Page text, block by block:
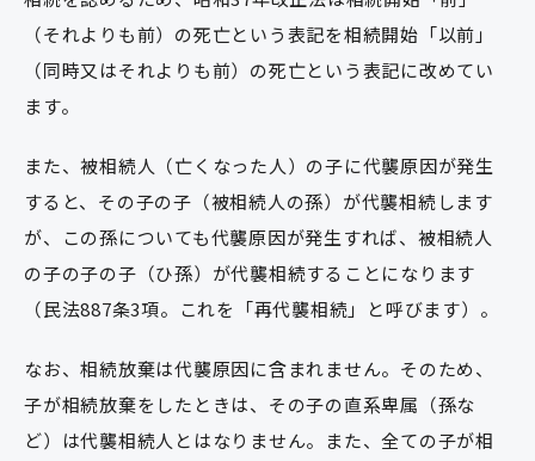
（それよりも前）の死亡という表記を相続開始「以前」
（同時又はそれよりも前）の死亡という表記に改めてい
ます。
また、被相続人（亡くなった人）の子に代襲原因が発生
すると、その子の子（被相続人の孫）が代襲相続します
が、この孫についても代襲原因が発生すれば、被相続人
の子の子の子（ひ孫）が代襲相続することになります
（民法887条3項。これを「再代襲相続」と呼びます）。
なお、相続放棄は代襲原因に含まれません。そのため、
子が相続放棄をしたときは、その子の直系卑属（孫な
ど）は代襲相続人とはなりません。また、全ての子が相